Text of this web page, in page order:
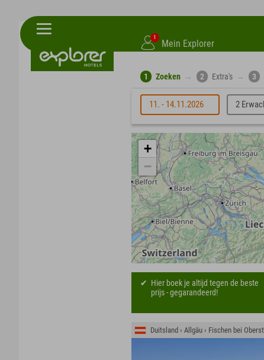
1
Mein Explorer
1 Zoeken → 2 Extra's → 3
11. - 14.11.2026 2
+
−
Hier boek je altijd tegen de beste
prijs - gegarandeerd!
Duitsland › Allgäu › Fischen bei